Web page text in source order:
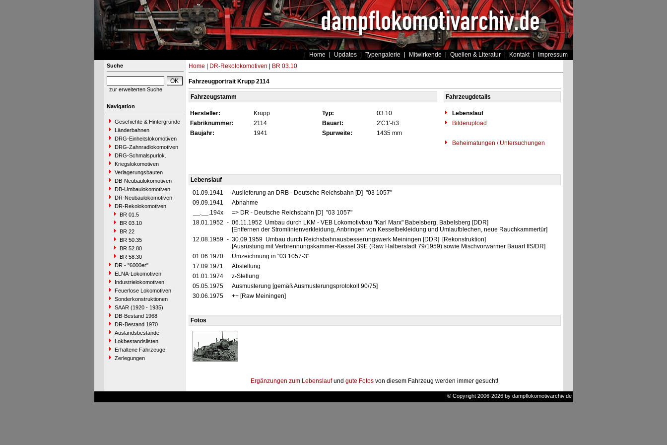
Home Updates Typengalerie Mitwirkende Quellen & Literatur Kontakt Impressum
Suche
zur erweiterten Suche
Navigation
Geschichte & Hintergründe
Länderbahnen
DRG-Einheitslokomotiven
DRG-Zahnradlokomotiven
DRG-Schmalspurlok.
Kriegslokomotiven
Verlagerungsbauten
DB-Neubaulokomotiven
DB-Umbaulokomotiven
DR-Neubaulokomotiven
DR-Rekolokomotiven
BR 01.5
BR 03.10
BR 22
BR 50.35
BR 52.80
BR 58.30
DR - "6000er"
ELNA-Lokomotiven
Industrielokomotiven
Feuerlose Lokomotiven
Sonderkonstruktionen
SAAR (1920 - 1935)
DB-Bestand 1968
DR-Bestand 1970
Auslandsbestände
Lokbestandslisten
Erhaltene Fahrzeuge
Zerlegungen
Home DR-Rekolokomotiven BR 03.10
Fahrzeugportrait Krupp 2114
Fahrzeugstamm Fahrzeugdetails
Hersteller: Krupp Typ: 03.10
Lebenslauf
Fabriknummer:
2114 Bauart: 2'C1'-h3
Bilderupload
Baujahr:
1941 Spurweite:
1435 mm
Beheimatungen / Untersuchungen
Lebenslauf
01.09.1941
Auslieferung an DRB - Deutsche Reichsbahn [D] "03 1057"
09.09.1941
Abnahme
__.__.194x
=> DR - Deutsche Reichsbahn [D] "03 1057"
18.01.1952 - 06.11.1952 Umbau durch LKM - VEB Lokomotivbau "Karl Marx" Babelsberg, Babelsberg [DDR]
[Entfernen der Stromlinienverkleidung, Anbringen von Kesselbekleidung und Umlaufblechen, neue Rauchkammertür]
12.08.1959 - 30.09.1959 Umbau durch Reichsbahnausbesserungswerk Meiningen [DDR] [Rekonstruktion]
[Ausrüstung mit Verbrennungskammer-Kessel 39E (Raw Halberstadt 79/1959) sowie Mischvorwärmer Bauart IfS/DR]
01.06.1970
Umzeichnung in "03 1057-3"
17.09.1971
Abstellung
01.01.1974
z-Stellung
05.05.1975
Ausmusterung [gemäß Ausmusterungsprotokoll 90/75]
30.06.1975
++ [Raw Meiningen]
Fotos
Ergänzungen zum Lebenslaufund gute Fotos von diesem Fahrzeug werden immer gesucht!
© Copyright 2006-2026 by dampflokomotivarchiv.de